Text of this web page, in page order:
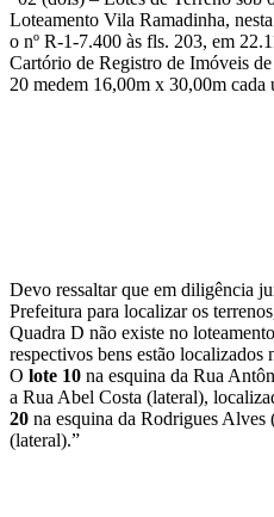
Loteamento Vila Ramadinha,
o nº R-1-7.400 às fls. 203, em
Cartório de Registro de Imóveis
20 medem 16,00m x 30,00m cada
Devo ressaltar que em diligência
Prefeitura para localizar os
Quadra D não existe no
respectivos bens estão
O lote 10 na esquina da Rua
a Rua Abel Costa (lateral),
20 na esquina da Rodrigues
(lateral).”